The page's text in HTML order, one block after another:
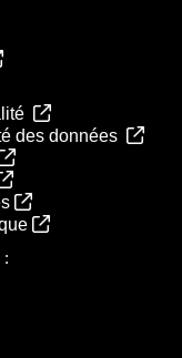
des données
: